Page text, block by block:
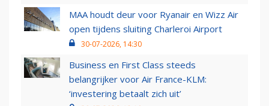
MAA houdt deur voor Ryanair en Wizz Air
open tijdens sluiting Charleroi Airport
30-07-2026, 14:30
Business en First Class steeds
belangrijker voor Air France-KLM:
‘investering betaalt zich uit’